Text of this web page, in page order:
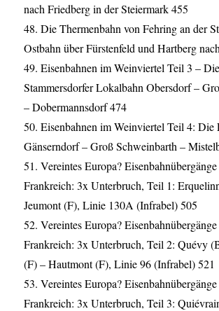
nach Friedberg in der Steiermark 455
48. Die Thermenbahn von Fehring an der
Ostbahn über Fürstenfeld und Hartberg
49. Eisenbahnen im Weinviertel Teil 3 – Die
Stammersdorfer Lokalbahn Obersdorf –
– Dobermannsdorf 474
50. Eisenbahnen im Weinviertel Teil 4: Die
Gänserndorf – Groß Schweinbarth –
51. Vereintes Europa?
Frankreich: 3x Unterbruch, Teil 1:
Jeumont (F), Linie 130A (Infrabel) 505
52. Vereintes Europa?
Frankreich: 3x Unterbruch, Teil 2: Quévy
(F) – Hautmont (F), Linie 96 (Infrabel) 521
53. Vereintes Europa?
Frankreich: 3x Unterbruch, Teil 3: